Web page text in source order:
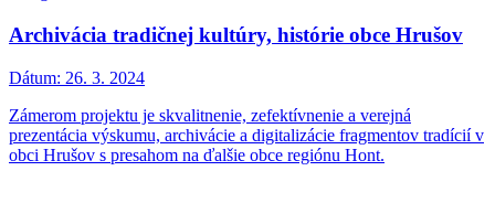
Archivácia tradičnej kultúry, histórie obce Hrušov
Dátum: 26. 3. 2024
Zámerom projektu je skvalitnenie, zefektívnenie a verejná
prezentácia výskumu, archivácie a digitalizácie fragmentov tradícií v
obci Hrušov s presahom na ďalšie obce regiónu Hont.